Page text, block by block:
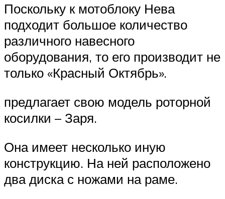
Поскольку к мотоблоку Нева
подходит большое количество
различного навесного
оборудования, то его производит не
только «Красный Октябрь».
предлагает свою модель роторной
косилки – Заря.
Она имеет несколько иную
конструкцию. На ней расположено
два диска с ножами на раме.